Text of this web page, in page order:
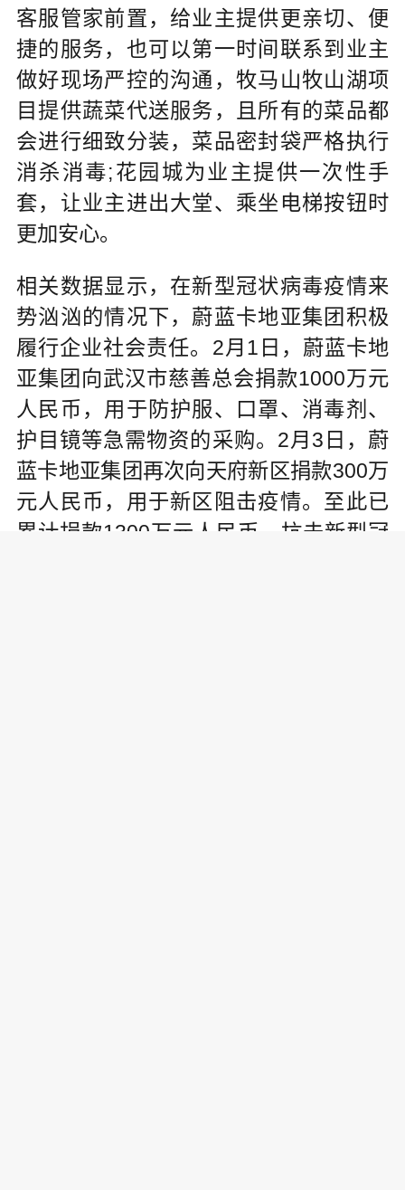
客服管家前置，给业主提供更亲切、便
捷的服务，也可以第一时间联系到业主
做好现场严控的沟通，牧马山牧山湖项
目提供蔬菜代送服务，且所有的菜品都
会进行细致分装，菜品密封袋严格执行
消杀消毒;花园城为业主提供一次性手
套，让业主进出大堂、乘坐电梯按钮时
更加安心。
相关数据显示，在新型冠状病毒疫情来
势汹汹的情况下，蔚蓝卡地亚集团积极
履行企业社会责任。2月1日，蔚蓝卡地
亚集团向武汉市慈善总会捐款1000万元
人民币，用于防护服、口罩、消毒剂、
护目镜等急需物资的采购。2月3日，蔚
蓝卡地亚集团再次向天府新区捐款300万
元人民币，用于新区阻击疫情。至此已
累计捐款1300万元人民币，抗击新型冠